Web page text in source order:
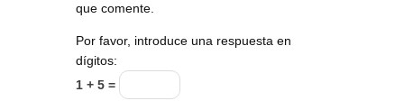
que comente.
Por favor, introduce una respuesta en
dígitos:
1 + 5 =